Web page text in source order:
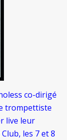
co-dirigé
trompettiste
live leur
les 7 et 8